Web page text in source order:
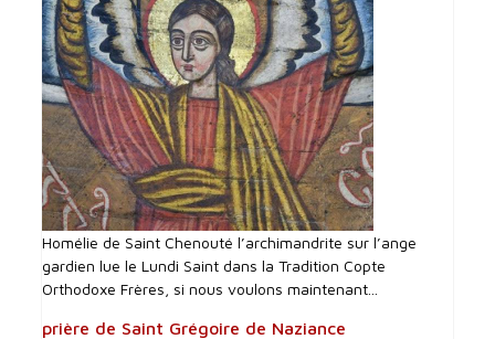
Homélie de Saint Chenouté l’archimandrite sur l’ange
gardien lue le Lundi Saint dans la Tradition Copte
Orthodoxe Frères, si nous voulons maintenant...
prière de Saint Grégoire de Naziance